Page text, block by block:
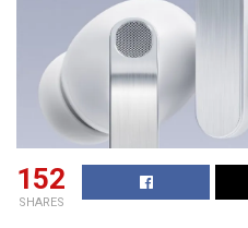
152
SHARES